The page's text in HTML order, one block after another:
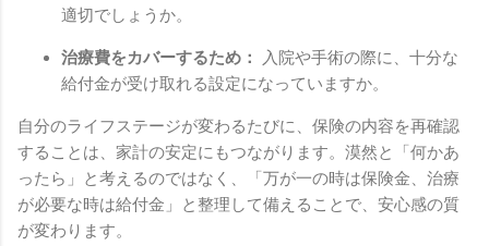
適切でしょうか。
治療費をカバーするため：
入院や手術の際に、十分な
給付金が受け取れる設定になっていますか。
自分のライフステージが変わるたびに、保険の内容を再確認
することは、家計の安定にもつながります。漠然と「何かあ
ったら」と考えるのではなく、「万が一の時は保険金、治療
が必要な時は給付金」と整理して備えることで、安心感の質
が変わります。